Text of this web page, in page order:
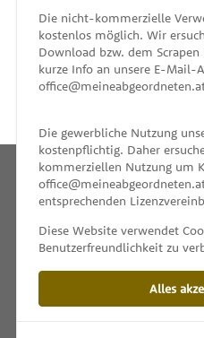
Die nicht-kommerzielle
kostenlos möglich. Wir
Download bzw. dem
kurze Info an unsere E-Mail-
Die gewerbliche Nutzung
kostenpflichtig. Daher
kommerziellen Nutzung um
entsprechenden
Diese Website verwendet
Benutzerfreundlichkeit zu
Alles